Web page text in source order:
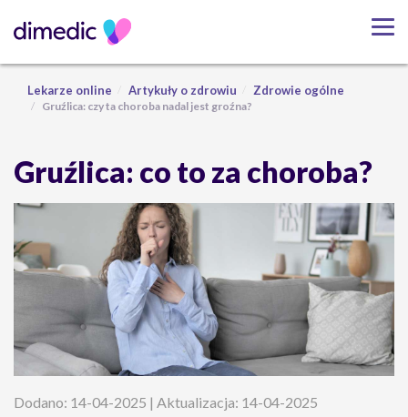
Lekarze online Artykuły o zdrowiu Zdrowie ogólne
Gruźlica: czy ta choroba nadal jest groźna?
Gruźlica: co to za choroba?
Dodano: 14-04-2025 | Aktualizacja: 14-04-2025